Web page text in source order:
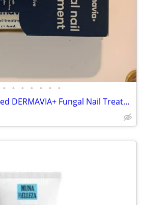
• • • • • • •
Brand new and unused DERMAVIA+ Fungal Nail Treatment Pen (4ml)